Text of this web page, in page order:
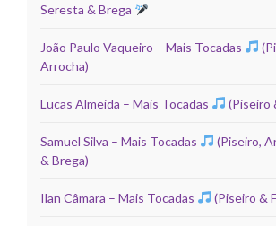
Seresta & Brega
João Paulo Vaqueiro – Mais Tocadas
Arrocha)
Lucas Almeida – Mais Tocadas (Piseiro
Samuel Silva – Mais Tocadas
(Piseiro,
& Brega)
Ilan Câmara – Mais Tocadas (Piseiro &